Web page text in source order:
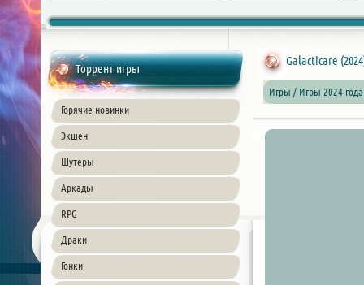
PC
Торрент игры
Горячие новинки
Экшен
Шутеры
Аркады
RPG
Драки
Гонки
Galacticare
Игры / Игры 2024